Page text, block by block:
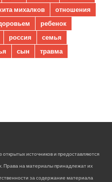
михалков
отношения
ребенок
россия
семья
сын
травма
источников и предоставляются
Права на материалы принадлежат их
за содержание материала